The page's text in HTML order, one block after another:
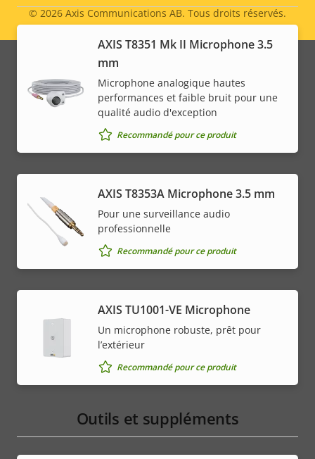
AXIS T8351 Mk II Microphone 3.5
mm
Microphone analogique hautes
performances et faible bruit pour une
qualité audio d'exception
Recommandé pour ce produit
AXIS T8353A Microphone 3.5 mm
Pour une surveillance audio
professionnelle
Recommandé pour ce produit
AXIS TU1001-VE Microphone
Un microphone robuste, prêt pour
l’extérieur
Recommandé pour ce produit
Outils et suppléments
Legal
© 2026 Axis Communications AB. Tous droits réservés.